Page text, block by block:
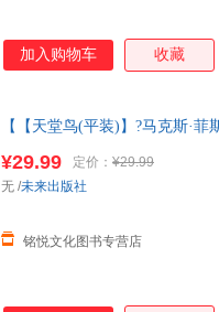
加入购物车 收藏
【【天堂鸟(平装)】?马克斯·菲
菲斯特
¥29.99 定价： ¥29.99
铭悦文化图书专营店
无 /未来出版社